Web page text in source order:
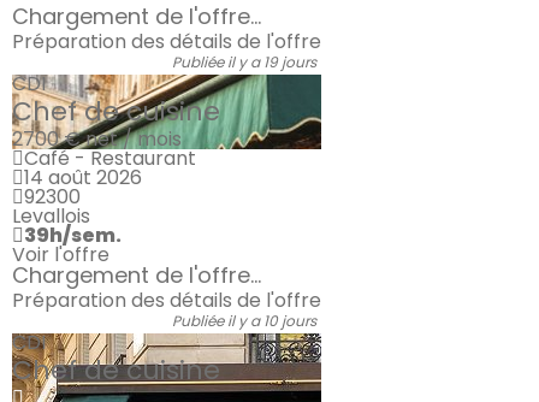
Chargement de l'offre...
Préparation des détails de l'offre
Publiée il y a 19 jours
CDI
Chef de cuisine
2700 €net / mois
Café - Restaurant
14 août 2026
92300
Levallois
39h/sem.
Voir l'offre
Chargement de l'offre...
Préparation des détails de l'offre
Publiée il y a 10 jours
CDI
Chef de cuisine